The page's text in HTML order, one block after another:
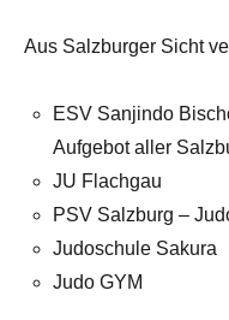
Aus Salzburger Sicht
ESV Sanjindo
Aufgebot aller
JU Flachgau
PSV Salzburg –
Judoschule Sakura
Judo GYM